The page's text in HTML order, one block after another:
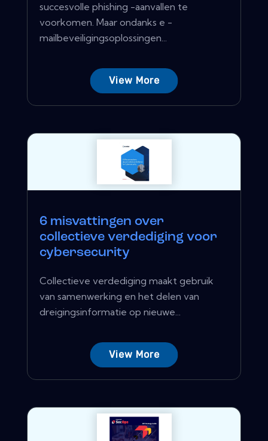
succesvolle phishing -aanvallen te
voorkomen. Maar ondanks e -
mailbeveiligingsoplossingen...
View More
6 misvattingen over
collectieve verdediging voor
cybersecurity
Collectieve verdediging maakt gebruik
van samenwerking en het delen van
dreigingsinformatie op nieuwe...
View More